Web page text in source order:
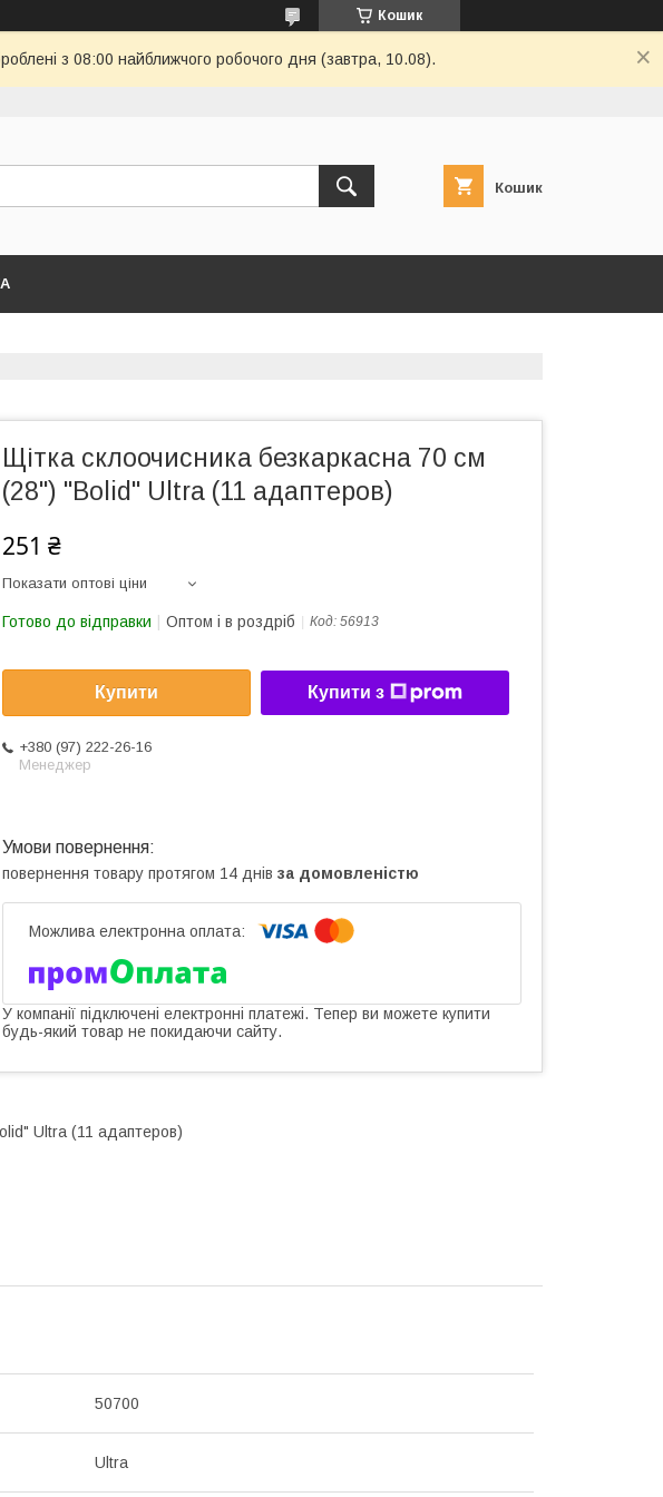
Кошик
з 08:00 найближчого робочого дня (завтра, 10.08).
Кошик
Щітка склоочисника безкаркасна 70 см
(28") "Bolid" Ultra (11 адаптеров)
251 ₴
Показати оптові ціни
Готово до відправки Оптом і в роздріб Код: 56913
Купити Купити з
+380 (97) 222-26-16
Менеджер
повернення товару протягом 14 днів за домовленістю
У компанії підключені електронні платежі. Тепер ви можете купити
будь-який товар не покидаючи сайту.
Ultra (11 адаптеров)
50700
Ultra